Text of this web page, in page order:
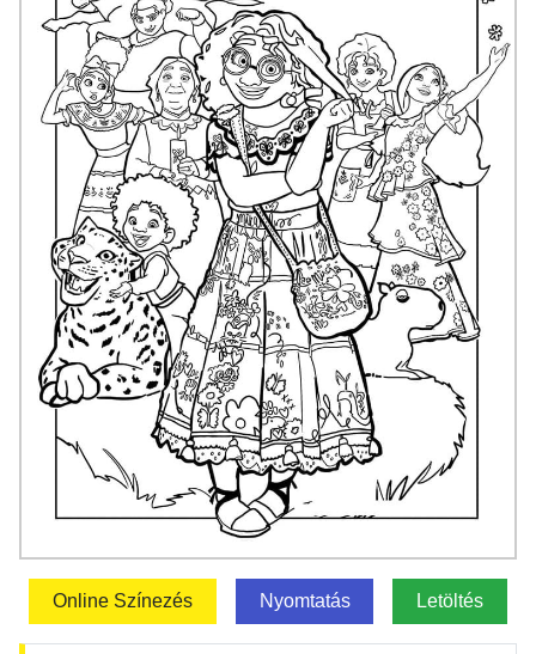
Online Színezés Nyomtatás Letöltés